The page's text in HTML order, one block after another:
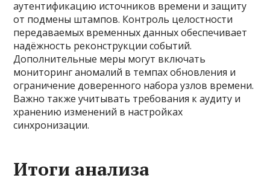
аутентификацию источников времени и защиту
от подмены штампов. Контроль целостности
передаваемых временных данных обеспечивает
надёжность реконструкции событий.
Дополнительные меры могут включать
мониторинг аномалий в темпах обновления и
ограничение доверенного набора узлов времени.
Важно также учитывать требования к аудиту и
хранению изменений в настройках
синхронизации.
Итоги анализа